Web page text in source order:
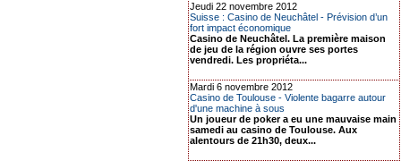
Jeudi 22 novembre 2012
Suisse : Casino de Neuchâtel - Prévision d’un
fort impact économique
Casino de Neuchâtel. La première maison
de jeu de la région ouvre ses portes
vendredi. Les propriéta...
Mardi 6 novembre 2012
Casino de Toulouse - Violente bagarre autour
d'une machine à sous
Un joueur de poker a eu une mauvaise main
samedi au casino de Toulouse. Aux
alentours de 21h30, deux...